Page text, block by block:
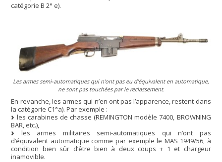
catégorie B 2° e).
Les armes semi-automatiques qui n’ont pas eu d’équivalent en automatique,
ne sont pas touchées par le reclassement.
En revanche, les armes qui n’en ont pas l’apparence, restent dans
la catégorie C1°a). Par exemple :
les carabines de chasse (REMINGTON modèle 7400, BROWNING
BAR, etc.),
les armes militaires semi-automatiques qui n’ont pas
d’équivalent automatique comme par exemple le MAS 1949/56, à
condition bien sûr d’être bien à deux coups + 1 et chargeur
inamovible.